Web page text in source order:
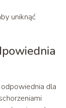
uniknąć
dla